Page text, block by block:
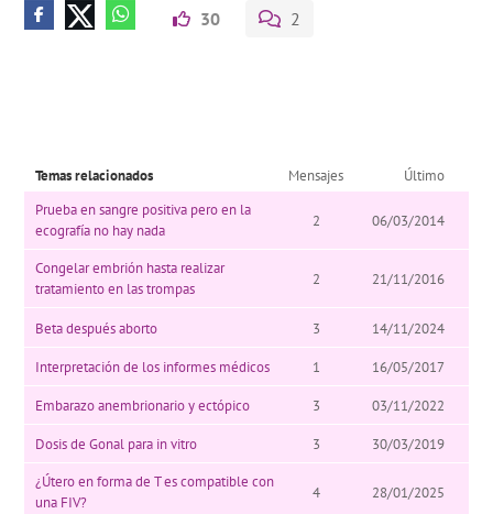
30 2
Temas relacionados Mensajes
Último
Prueba en sangre positiva pero en la
ecografía no hay nada
2 06/03/2014
Congelar embrión hasta realizar
tratamiento en las trompas
2 21/11/2016
Beta después aborto 3 14/11/2024
Interpretación de los informes médicos 1 16/05/2017
Embarazo anembrionario y ectópico 3 03/11/2022
Dosis de Gonal para in vitro 3
30/03/2019
¿Útero en forma de T es compatible con
una FIV?
4 28/01/2025